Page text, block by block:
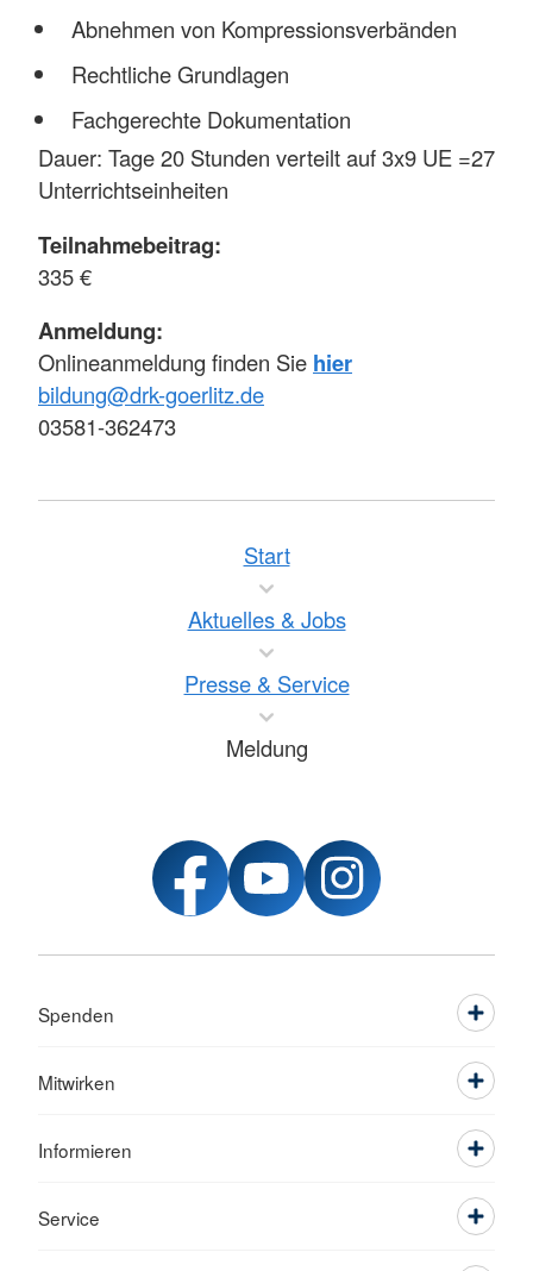
Abnehmen von Kompressionsverbänden
Rechtliche Grundlagen
Fachgerechte Dokumentation
Dauer: Tage 20 Stunden verteilt auf 3x9 UE =27
Unterrichtseinheiten
Teilnahmebeitrag:
335 €
Anmeldung:
Onlineanmeldung finden Sie hier
bildung@drk-goerlitz.de
03581-362473
Start
Aktuelles & Jobs
Presse & Service
Meldung
Spenden
Mitwirken
Informieren
Service